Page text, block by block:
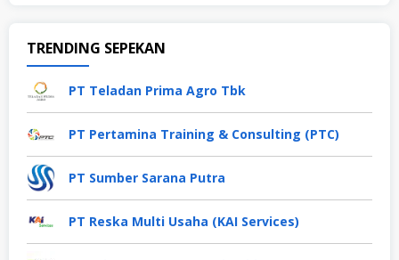
TRENDING SEPEKAN
PT Teladan Prima Agro Tbk
PT Pertamina Training & Consulting (PTC)
PT Sumber Sarana Putra
PT Reska Multi Usaha (KAI Services)